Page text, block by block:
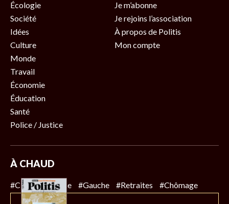
Écologie
Société
Idées
Culture
Monde
Travail
Économie
Éducation
Santé
Police / Justice
Je m’abonne
Je rejoins l’association
À propos de Politis
Mon compte
À CHAUD
#Climat #Police #Gauche #Retraites #Chômage